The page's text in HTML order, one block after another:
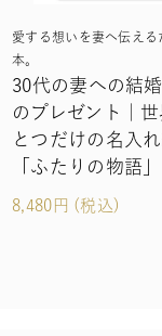
愛する想いを妻へ伝える
本。
30代の妻への結
のプレゼント｜
とつだけの名入
「ふたりの物語」
8,480円 (税込)